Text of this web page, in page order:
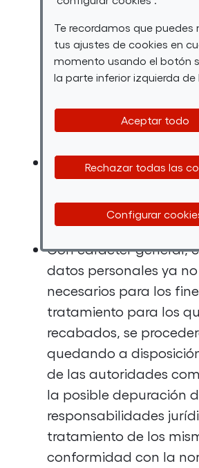
Te recordamos que
tus ajustes de cookies en
momento usando el botón
la parte inferior izquierda de
Aceptar todo
Rechazar todas las
Configurar
ONCE, esta entidad
conservar la
cuatro años de forma
prescripción de
ámbito).
Respecto al tiempo
las cookies, se
consultar nuestra
(apartado
Con carácter general,
datos personales ya
necesarios para los
tratamiento para los
recabados, se
quedando a
de las autoridades
la posible depuración
responsabilidades
tratamiento de los
conformidad con la